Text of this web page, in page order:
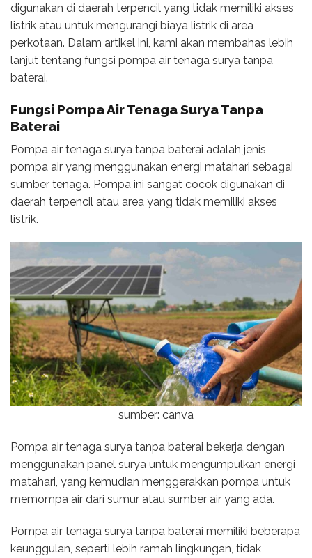
digunakan di daerah terpencil yang tidak memiliki akses
listrik atau untuk mengurangi biaya listrik di area
perkotaan. Dalam artikel ini, kami akan membahas lebih
lanjut tentang fungsi pompa air tenaga surya tanpa
baterai.
Fungsi Pompa Air Tenaga SuryaTanpa
Baterai
Pompa air tenaga surya tanpa baterai adalah jenis
pompa air yang menggunakan energi matahari sebagai
sumber tenaga. Pompa ini sangat cocok digunakan di
daerah terpencil atau area yang tidak memiliki akses
listrik.
sumber: canva
Pompa air tenaga surya tanpa baterai bekerja dengan
menggunakan panel surya untuk mengumpulkan energi
matahari, yang kemudian menggerakkan pompa untuk
memompa air dari sumur atau sumber air yang ada.
Pompa air tenaga surya tanpa baterai memiliki beberapa
keunggulan, seperti lebih ramah lingkungan, tidak